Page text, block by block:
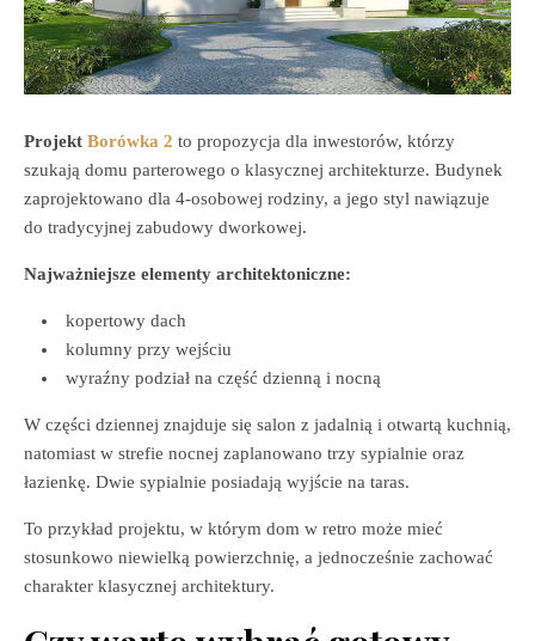
Projekt Borówka 2 to propozycja dla inwestorów, którzy
szukają domu parterowego o klasycznej architekturze. Budynek
zaprojektowano dla 4-osobowej rodziny, a jego styl nawiązuje
do tradycyjnej zabudowy dworkowej.
Najważniejsze elementy architektoniczne:
kopertowy dach
kolumny przy wejściu
wyraźny podział na część dzienną i nocną
W części dziennej znajduje się salon z jadalnią i otwartą kuchnią,
natomiast w strefie nocnej zaplanowano trzy sypialnie oraz
łazienkę. Dwie sypialnie posiadają wyjście na taras.
To przykład projektu, w którym dom w retro może mieć
stosunkowo niewielką powierzchnię, a jednocześnie zachować
charakter klasycznej architektury.